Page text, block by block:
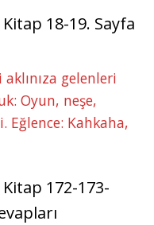
Kitap 18-19. Sayfa
gelenleri
Oyun, neşe,
Eğlence: Kahkaha,
Kitap 172-173-